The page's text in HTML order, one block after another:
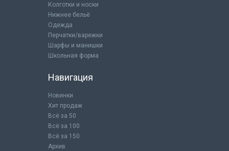
Колготки и носки
Нижнее бельё
Одежда
Перчатки/варежки
Шарфы и манишки
Школьная форма
Навигация
Новинки
Хит продаж
Всё за 50
Всё за 100
Всё за 150
Архив